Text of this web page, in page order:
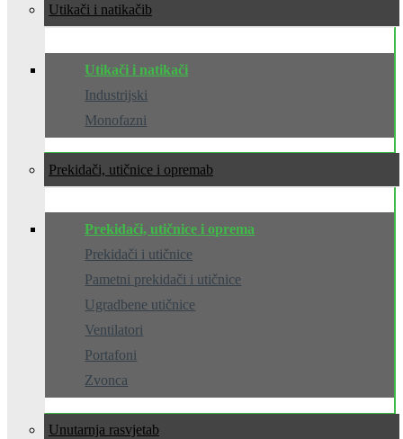
Utikači i natikači
Utikači i natikači
Industrijski
Monofazni
Prekidači, utičnice i oprema
Prekidači, utičnice i oprema
Prekidači i utičnice
Pametni prekidači i utičnice
Ugradbene utičnice
Ventilatori
Portafoni
Zvonca
Unutarnja rasvjeta